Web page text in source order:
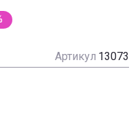
Артикул 13073